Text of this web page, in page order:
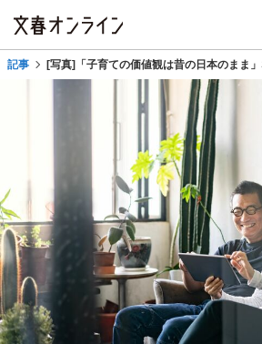
記事 [写真]「子育ての価値観は昔の日本のまま